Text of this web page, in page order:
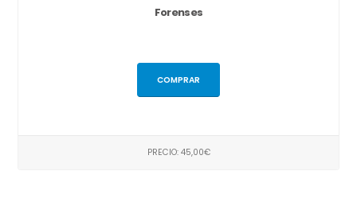
Forenses
COMPRAR
PRECIO: 45,00€